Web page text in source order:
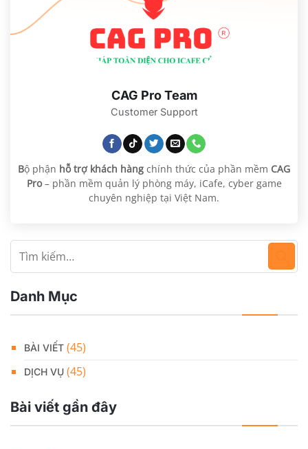
CAG Pro Team
Customer Support
Bộ phận hỗ trợ khách hàng chính thức của phần mềm CAG
Pro– phần mềm quản lý phòng máy, iCafe, cyber game
chuyên nghiệp tại Việt Nam.
Danh Mục
BÀI VIẾT (45)
DỊCH VỤ (45)
Bài viết gần đây